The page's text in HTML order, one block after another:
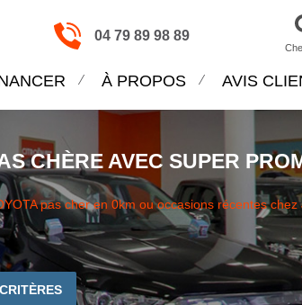
04 79 89 98 89
À PROPOS AVIS
CHÈRE AVEC SUPER
pas cher en 0km ou occasions récentes chez